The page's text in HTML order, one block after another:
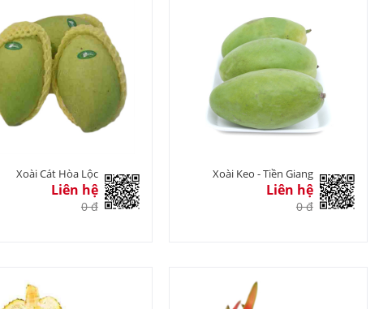
Xoài Cát Hòa Lộc
Liên hệ
0 đ
Xoài Keo - Tiền Giang
Liên hệ
0 đ